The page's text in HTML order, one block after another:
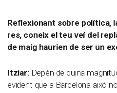
Reflexionant sobre política,
res, coneix el teu veí del
de maig haurien de ser un
Itziar:Depèn de quina
evident que a Barcelona això